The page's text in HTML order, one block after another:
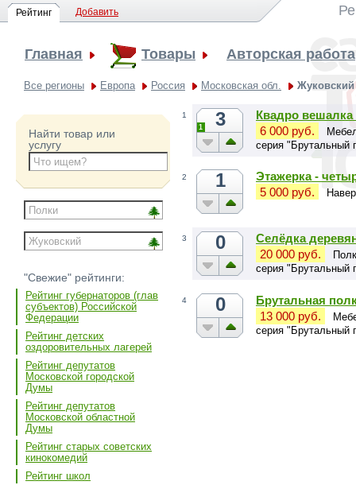
Рейтинг Добавить
Главная Товары Авторская работа
Все регионы Европа Россия Московская обл. Жуковский
Найти товар или
услугу
"Свежие" рейтинги:
Рейтинг губернаторов (глав
субъектов) Российской
Федерации
Рейтинг детских
оздоровительных лагерей
Рейтинг депутатов
Московской городской
Думы
Рейтинг депутатов
Московской областной
Думы
Рейтинг старых советских
кинокомедий
Рейтинг школ
1 3
1
Квадро вешалка
6 000 руб.
серия "Брутальный
2 1
Этажерка -
5 000 руб.
3 0
Селёдка
20 000 руб.
серия "Брутальный
4 0
Брутальная
13 000 руб.
серия "Брутальный